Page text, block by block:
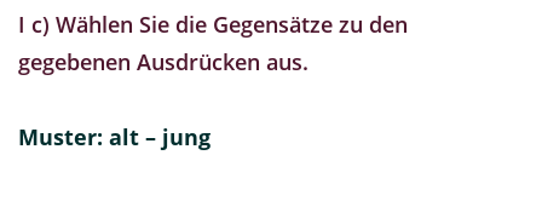
I c) Wählen Sie die Gegensätze zu den
gegebenen Ausdrücken aus.
Muster: alt – jung